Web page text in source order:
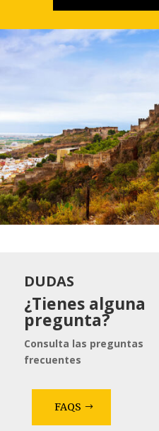
DUDAS
¿Tienes alguna
pregunta?
Consulta las preguntas
frecuentes
FAQS